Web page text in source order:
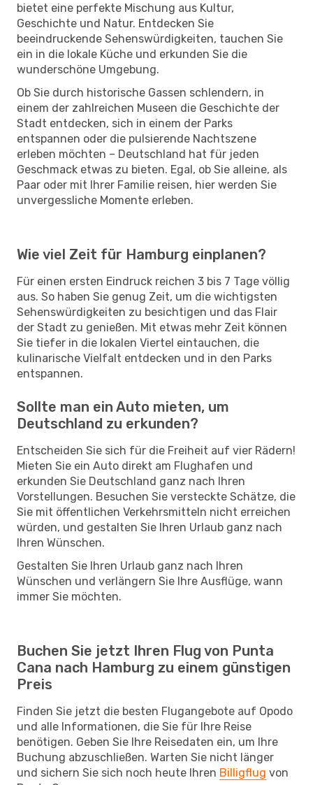
bietet eine perfekte Mischung aus Kultur,
Geschichte und Natur. Entdecken Sie
beeindruckende Sehenswürdigkeiten, tauchen Sie
ein in die lokale Küche und erkunden Sie die
wunderschöne Umgebung.
Ob Sie durch historische Gassen schlendern, in
einem der zahlreichen Museen die Geschichte der
Stadt entdecken, sich in einem der Parks
entspannen oder die pulsierende Nachtszene
erleben möchten – Deutschland hat für jeden
Geschmack etwas zu bieten. Egal, ob Sie alleine, als
Paar oder mit Ihrer Familie reisen, hier werden Sie
unvergessliche Momente erleben.
Wie viel Zeit für Hamburg einplanen?
Für einen ersten Eindruck reichen 3 bis 7 Tage völlig
aus. So haben Sie genug Zeit, um die wichtigsten
Sehenswürdigkeiten zu besichtigen und das Flair
der Stadt zu genießen. Mit etwas mehr Zeit können
Sie tiefer in die lokalen Viertel eintauchen, die
kulinarische Vielfalt entdecken und in den Parks
entspannen.
Sollte man ein Auto mieten, um
Deutschland zu erkunden?
Entscheiden Sie sich für die Freiheit auf vier Rädern!
Mieten Sie ein Auto direkt am Flughafen und
erkunden Sie Deutschland ganz nach Ihren
Vorstellungen. Besuchen Sie versteckte Schätze, die
Sie mit öffentlichen Verkehrsmitteln nicht erreichen
würden, und gestalten Sie Ihren Urlaub ganz nach
Ihren Wünschen.
Gestalten Sie Ihren Urlaub ganz nach Ihren
Wünschen und verlängern Sie Ihre Ausflüge, wann
immer Sie möchten.
Buchen Sie jetzt Ihren Flug von Punta
Cana nach Hamburg zu einem günstigen
Preis
Finden Sie jetzt die besten Flugangebote auf Opodo
und alle Informationen, die Sie für Ihre Reise
benötigen. Geben Sie Ihre Reisedaten ein, um Ihre
Buchung abzuschließen. Warten Sie nicht länger
und sichern Sie sich noch heute Ihren Billigflug von